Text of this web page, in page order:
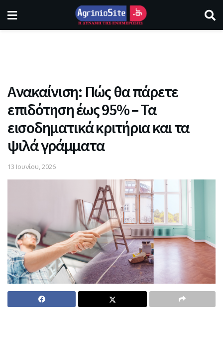
Ανακαίνιση: Πώς θα πάρετε
επιδότηση έως 95% – Τα
εισοδηματικά κριτήρια και τα
ψιλά γράμματα
13 Ιουνίου, 2026